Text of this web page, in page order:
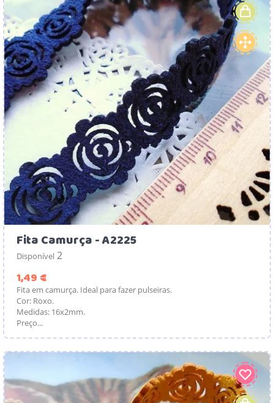
Fita Camurça - A2225
Disponível 2
1,49 €
Fita em camurça. Ideal para fazer pulseiras.
Cor: Roxo.
Medidas: 16x2mm.
Preço...